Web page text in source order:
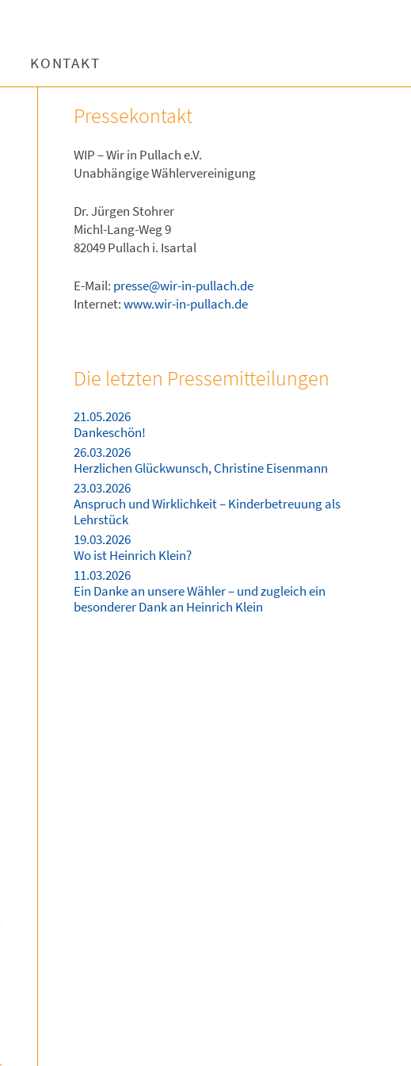
KONTAKT
Pressekontakt
WIP – Wir in Pullach e.V.
Unabhängige Wählervereinigung
Dr. Jürgen Stohrer
Michl-Lang-Weg 9
82049 Pullach i. Isartal
E-Mail: presse@wir-in-pullach.de
Internet:www.wir-in-pullach.de
Die letzten Pressemitteilungen
21.05.2026
Dankeschön!
26.03.2026
Herzlichen Glückwunsch, Christine Eisenmann
23.03.2026
Anspruch und Wirklichkeit – Kinderbetreuung als
Lehrstück
19.03.2026
Wo ist Heinrich Klein?
11.03.2026
Ein Danke an unsere Wähler – und zugleich ein
besonderer Dank an Heinrich Klein